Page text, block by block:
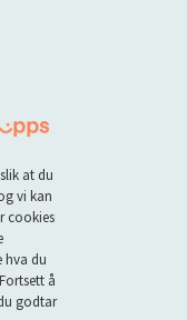
at du
vi kan
cookies
hva du
å
godtar